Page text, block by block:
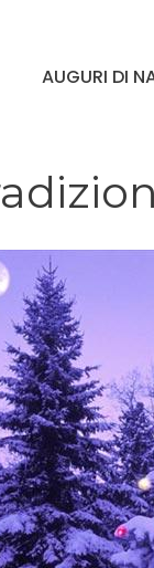
AUGURI DI